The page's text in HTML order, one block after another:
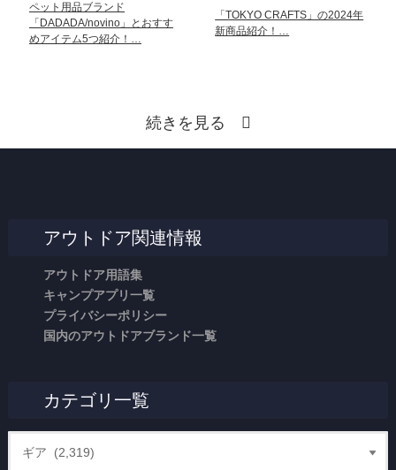
ペット用品ブランド
「DADADA/novino」とおすす
めアイテム5つ紹介！…
「TOKYO CRAFTS」の2024年
新商品紹介！…
続きを見る
アウトドア関連情報
アウトドア用語集
キャンプアプリ一覧
プライバシーポリシー
国内のアウトドアブランド一覧
カテゴリ一覧